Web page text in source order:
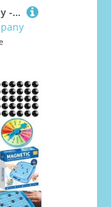
The Regency Chess Company - Wikinger-Brettspiel Hnefatafl - Holzbrett (Deluxe Edition) - 2 Spieler - ab 15 Jahren